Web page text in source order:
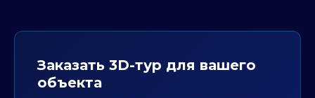
Заказать 3D-тур для вашего
объекта